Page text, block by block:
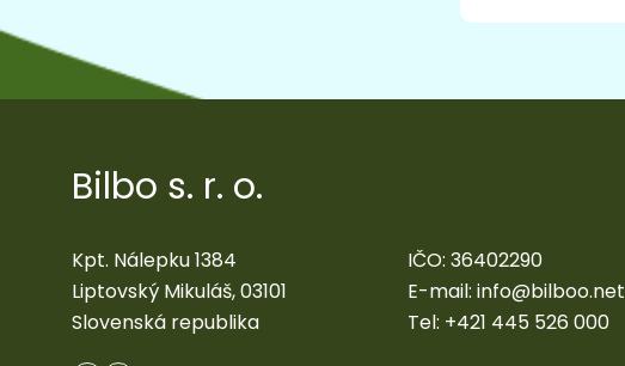
Bilbo s. r. o.
Kpt. Nálepku 1384
Liptovský Mikuláš, 03101
Slovenská republika
IČO: 36402290
E-mail: info@bilboo.net
Tel: +421 445 526 000